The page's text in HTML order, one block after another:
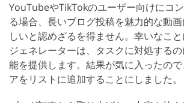
YouTubeやTikTokのユーザー向けにコ
る場合、長いブログ投稿を魅力的な動
しいと認めざるを得ません。幸いなこ
ジェネレーターは、タスクに対処する
能を提供します。結果が気に入ったの
アをリストに追加することにしました。